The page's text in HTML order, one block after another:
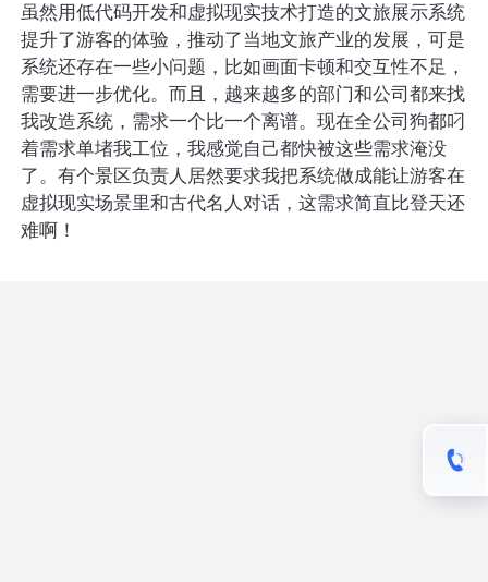
虽然用低代码开发和虚拟现实技术打造的文旅展示系统
提升了游客的体验，推动了当地文旅产业的发展，可是
系统还存在一些小问题，比如画面卡顿和交互性不足，
需要进一步优化。而且，越来越多的部门和公司都来找
我改造系统，需求一个比一个离谱。现在全公司狗都叼
着需求单堵我工位，我感觉自己都快被这些需求淹没
了。有个景区负责人居然要求我把系统做成能让游客在
虚拟现实场景里和古代名人对话，这需求简直比登天还
难啊！